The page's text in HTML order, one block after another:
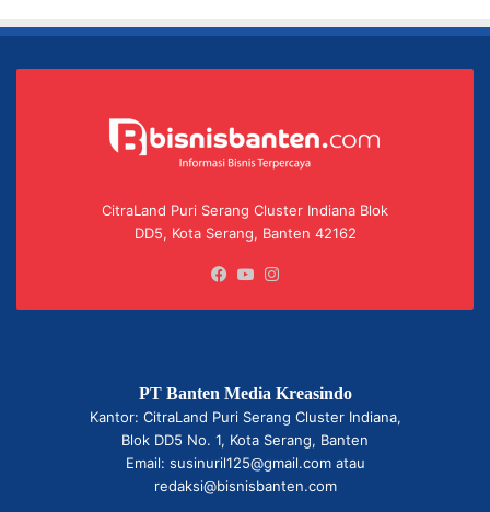
CitraLand Puri Serang Cluster Indiana Blok
DD5, Kota Serang, Banten 42162
Facebook
YouTube
PT Banten Media Kreasindo
Kantor: CitraLand Puri Serang Cluster Indiana,
Blok DD5 No. 1, Kota Serang, Banten
Email: susinuril125@gmail.com atau
redaksi@bisnisbanten.com